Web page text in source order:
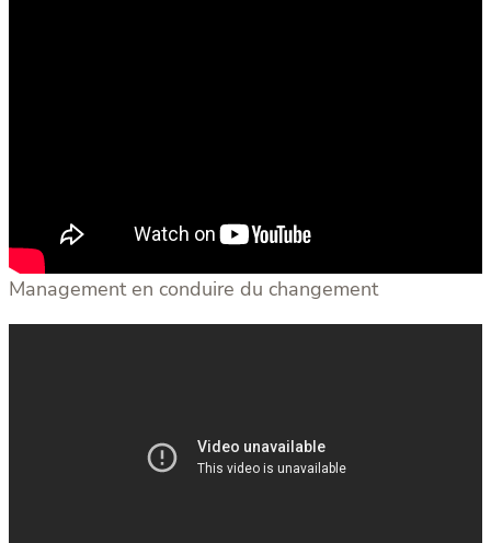
Management en conduire du changement